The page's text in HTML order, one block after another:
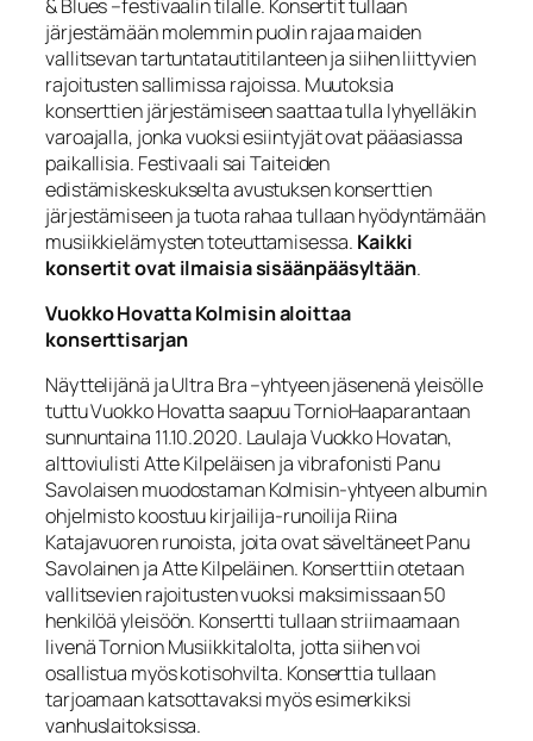
& Blues –festivaalin tilalle. Konsertit tullaan
järjestämään molemmin puolin rajaa maiden
vallitsevan tartuntatautitilanteen ja siihen liittyvien
rajoitusten sallimissa rajoissa. Muutoksia
konserttien järjestämiseen saattaa tulla lyhyelläkin
varoajalla, jonka vuoksi esiintyjät ovat pääasiassa
paikallisia. Festivaali sai Taiteiden
edistämiskeskukselta avustuksen konserttien
järjestämiseen ja tuota rahaa tullaan hyödyntämään
musiikkielämysten toteuttamisessa. Kaikki
konsertit ovat ilmaisia sisäänpääsyltään.
Vuokko Hovatta Kolmisin aloittaa
konserttisarjan
Näyttelijänä ja Ultra Bra –yhtyeen jäsenenä yleisölle
tuttu Vuokko Hovatta saapuu TornioHaaparantaan
sunnuntaina 11.10.2020. Laulaja Vuokko Hovatan,
alttoviulisti Atte Kilpeläisen ja vibrafonisti Panu
Savolaisen muodostaman Kolmisin-yhtyeen albumin
ohjelmisto koostuu kirjailija-runoilija Riina
Katajavuoren runoista, joita ovat säveltäneet Panu
Savolainen ja Atte Kilpeläinen. Konserttiin otetaan
vallitsevien rajoitusten vuoksi maksimissaan 50
henkilöä yleisöön. Konsertti tullaan striimaamaan
livenä Tornion Musiikkitalolta, jotta siihen voi
osallistua myös kotisohvilta. Konserttia tullaan
tarjoamaan katsottavaksi myös esimerkiksi
vanhuslaitoksissa.